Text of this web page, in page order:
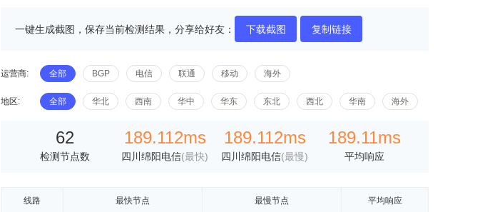
一键生成截图，保存当前检测结果，分享给好友： 下载截图 复制链接
运营商: 全部 BGP 电信 联通 移动 海外
地区: 全部 华北 西南 华中 华东 东北 西北 华南 海外
62
检测节点数
189.112ms
四川绵阳电信(最快)
189.112ms
四川绵阳电信(最慢)
189.11ms
平均响应
线路 最快节点 最慢节点 平均响应